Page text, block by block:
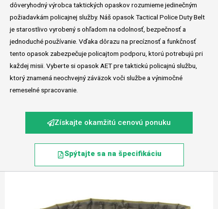
dôveryhodný výrobca taktických opaskov rozumieme jedinečným
požiadavkám policajnej služby. Náš opasok Tactical Police Duty Belt
je starostlivo vyrobený s ohľadom na odolnosť, bezpečnosť a
jednoduché používanie. Vďaka dôrazu na precíznosť a funkčnosť
tento opasok zabezpečuje policajtom podporu, ktorú potrebujú pri
každej misii. Vyberte si opasok AET pre taktickú policajnú službu,
ktorý znamená neochvejný záväzok voči službe a výnimočné
remeselné spracovanie.
Získajte okamžitú cenovú ponuku
Spýtajte sa na špecifikáciu